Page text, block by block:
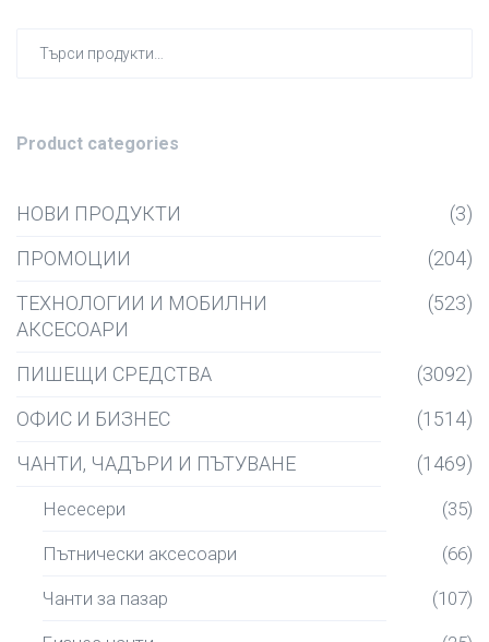
Product categories
НОВИ ПРОДУКТИ
(3)
ПРОМОЦИИ
(204)
ТЕХНОЛОГИИ И МОБИЛНИ
АКСЕСОАРИ
(523)
ПИШЕЩИ СРЕДСТВА
(3092)
ОФИС И БИЗНЕС
(1514)
ЧАНТИ, ЧАДЪРИ И ПЪТУВАНЕ
(1469)
Несесери (35)
Пътнически аксесоари (66)
Чанти за пазар (107)